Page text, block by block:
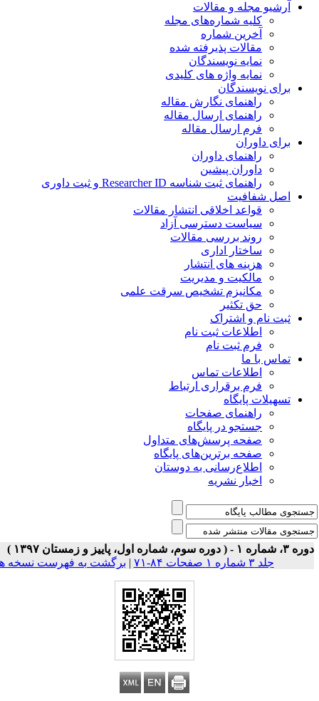
مجله و مقالات
کلیه شماره‌های مجله
آخرین شماره
مقالات پذیرفته شده
نمایه نویسندگان
نمایه واژه های کلیدی
نویسندگان
راهنمای نگارش مقاله
راهنمای ارسال مقاله
فرم ارسال مقاله
داوران
راهنمای داوران
داوران پیشین
راهنمای ثبت شناسه Researcher ID و ثبت داوری
شفافیت
قواعد اخلاقی انتشار مقالات
سیاست دسترسی آزاد
روند بررسی مقالات
ساختار اداری
هزینه های انتشار
مالکیت و مدیریت
ﻣﮑﺎﻧﯿﺰم ﺗﺸﺨﯿﺺ ﺳﺮﻗﺖ ﻋﻠﻤﯽ
حق تکثیر
نام و اشتراک
اطلاعات ثبت نام
فرم ثبت نام
با ما
اطلاعات تماس
فرم برقراری ارتباط
پایگاه
راهنمای صفحات
جستجو در پایگاه
صفحه پرسش‌های متداول
صفحه برترین‌های پایگاه
اطلاع‌رسانی به دوستان
اخبار نشریه
|برگشت به فهرست نسخه ها